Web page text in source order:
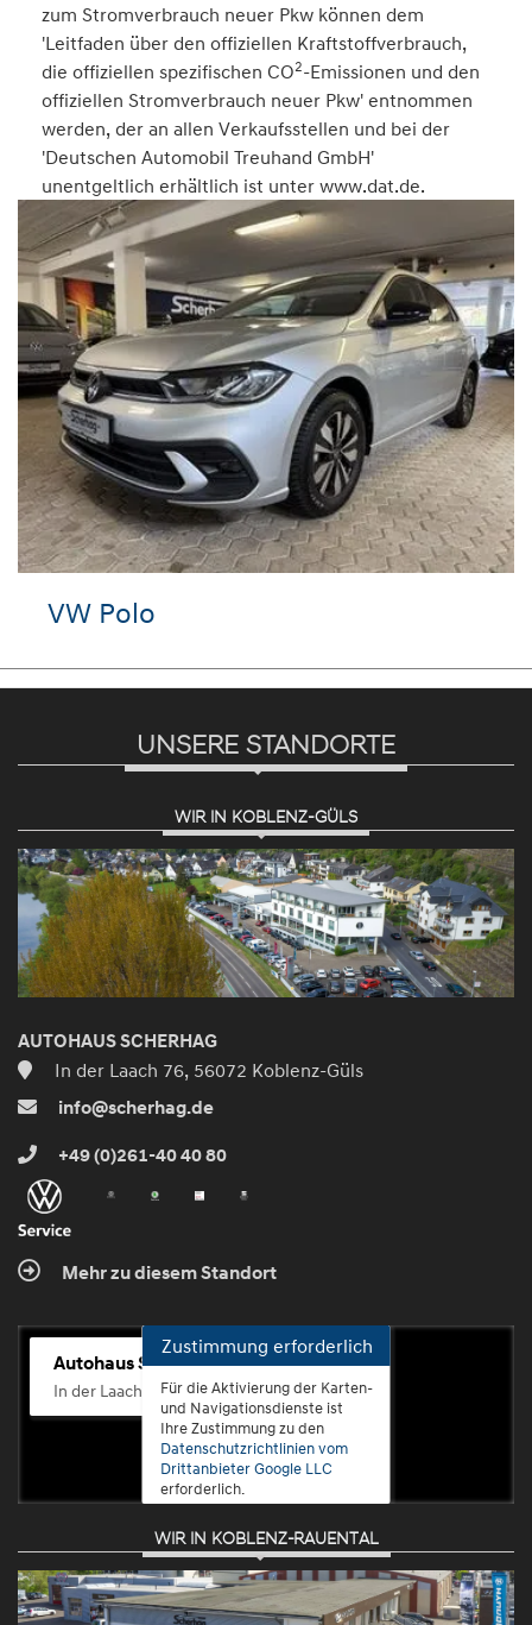
zum Stromverbrauch neuer Pkw können dem
'Leitfaden über den offiziellen Kraftstoffverbrauch,
die offiziellen spezifischen CO2-Emissionen und den
offiziellen Stromverbrauch neuer Pkw' entnommen
werden, der an allen Verkaufsstellen und bei der
'Deutschen Automobil Treuhand GmbH'
unentgeltlich erhältlich ist unter www.dat.de.
VW Polo
UNSERE STANDORTE
WIR IN KOBLENZ-GÜLS
AUTOHAUS SCHERHAG
In der Laach 76, 56072 Koblenz-Güls
info@scherhag.de
+49 (0)261-40 40 80
Mehr zu diesem Standort
Autohaus Scherhag
In der Laach 76, 56072 Koblenz-Güls
Zustimmung erforderlich
Für die Aktivierung der Karten-
und Navigationsdienste ist
Ihre Zustimmung zu den
Datenschutzrichtlinien vom
Drittanbieter Google LLC
erforderlich.
Zustimmen
und
aktivieren
WIR IN KOBLENZ-RAUENTAL